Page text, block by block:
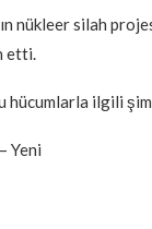
nükleer silah
etti.
hücumlarla ilgili
Yeni